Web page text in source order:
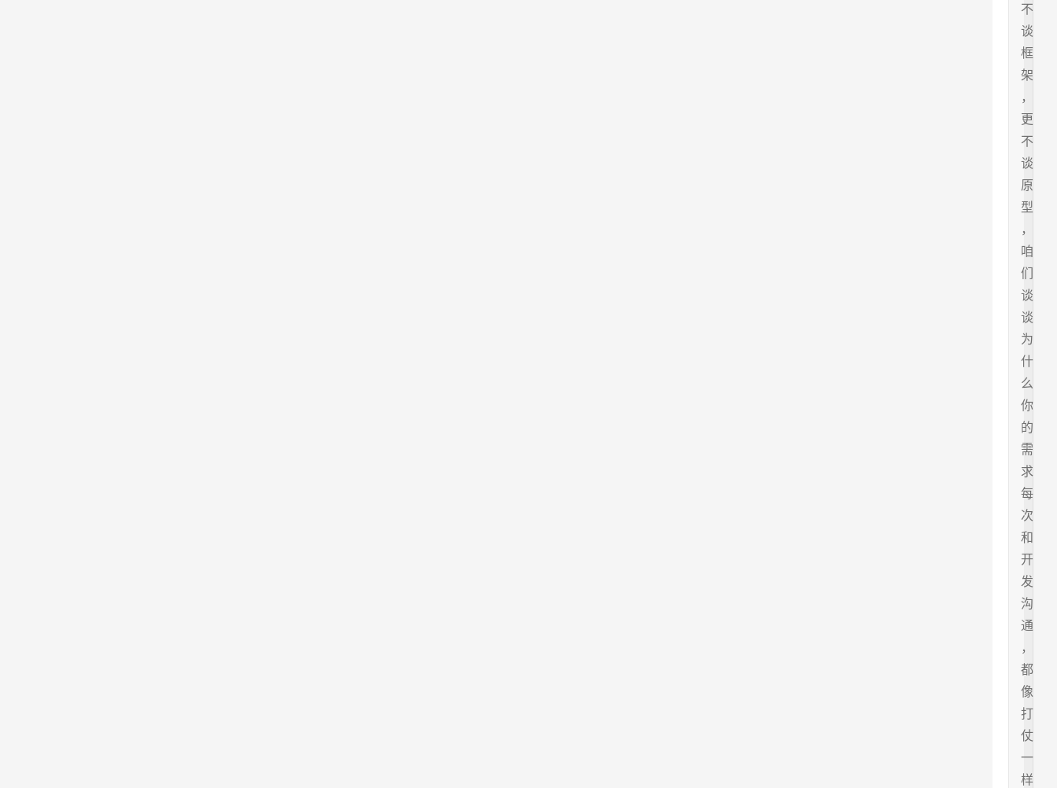
不
谈
框
架
，
更
不
谈
原
型
，
咱
们
谈
谈
为
什
么
你
的
需
求
每
次
和
开
发
沟
通
，
都
像
打
仗
一
样